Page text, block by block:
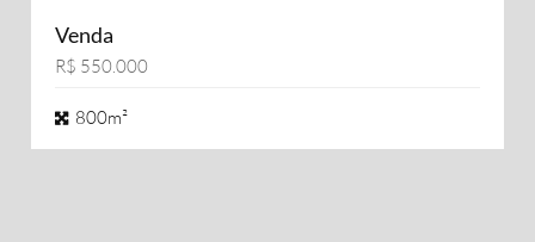
Venda
R$ 550.000
800m²